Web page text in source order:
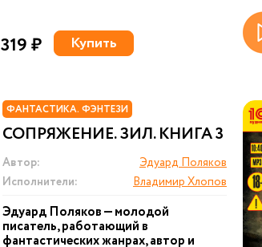
319 ₽ Купить
ФАНТАСТИКА. ФЭНТЕЗИ
СОПРЯЖЕНИЕ. ЗИЛ. КНИГА 3
Автор:
Эдуард Поляков
Исполнители:
Владимир Хлопов
Эдуард Поляков — молодой
писатель, работающий в
фантастических жанрах, автор и